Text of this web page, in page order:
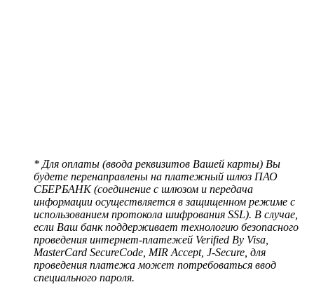
* Для оплаты (ввода реквизитов Вашей карты) Вы
будете перенаправлены на платежный шлюз ПАО
СБЕРБАНК (соединение с шлюзом и передача
информации осуществляется в защищенном режиме с
использованием протокола шифрования SSL). В случае,
если Ваш банк поддерживает технологию безопасного
проведения интернет-платежей Verified By Visa,
MasterCard SecureCode, MIR Accept, J-Secure, для
проведения платежа может потребоваться ввод
специального пароля.